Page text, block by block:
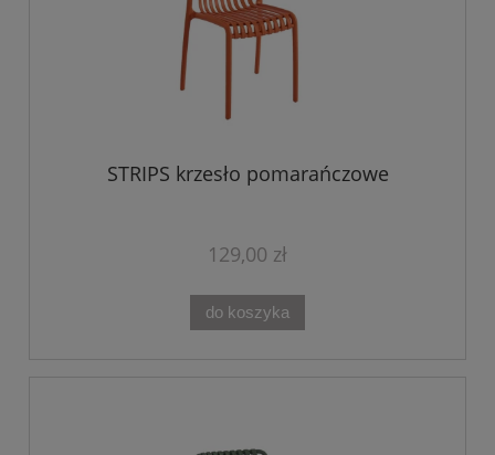
STRIPS krzesło pomarańczowe
129,00 zł
do koszyka